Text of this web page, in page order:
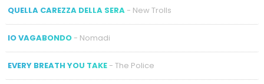
QUELLA CAREZZA DELLA SERA- New Trolls
IO VAGABONDO- Nomadi
EVERY BREATH YOU TAKE- The Police